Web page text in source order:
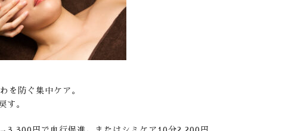
を防ぐ集中ケア。
す。